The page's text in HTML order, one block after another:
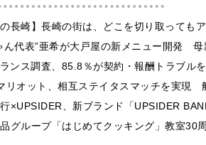
の長崎】長崎の街は、どこを切り取って
ん代表”亜希が大戸屋の新メニュー開発
ンス調査、85.8％が契約・報酬トラブ
リオット、相互ステイタスマッチを実
×UPSIDER、新ブランド「UPSIDER
グループ「はじめてクッキング」教室